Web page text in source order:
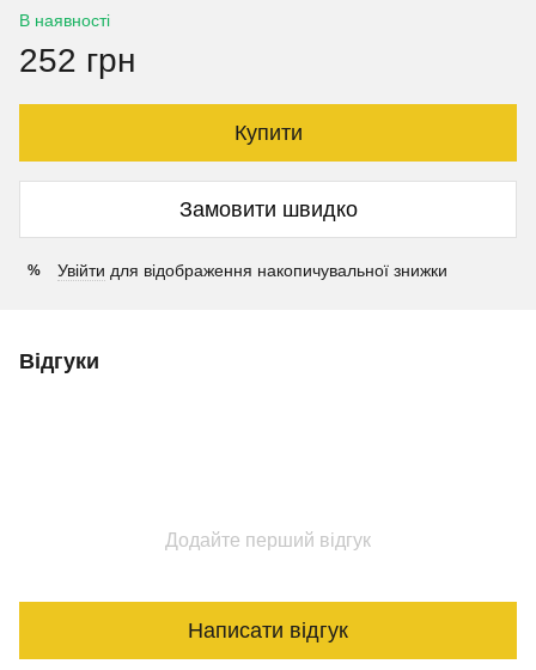
В наявності
252 грн
Купити
Замовити швидко
% Увійти для відображення накопичувальної знижки
Відгуки
Додайте перший відгук
Написати відгук